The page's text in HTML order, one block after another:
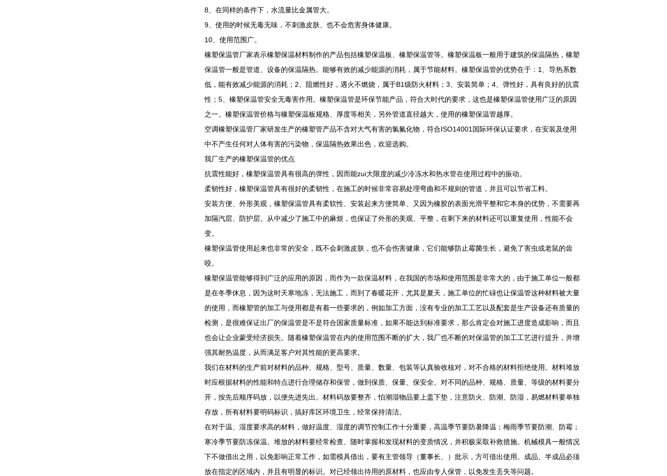
8、在同样的条件下，水流量比金属管大。
9、使用的时候无毒无味，不刺激皮肤、也不会危害身体健康。
10、使用范围广。
橡塑保温管厂家表示橡塑保温材料制作的产品包括橡塑保温板、橡塑保温管等。橡塑保温板一般用于建筑的保温隔热，橡塑
保温管一般是管道、设备的保温隔热。能够有效的减少能源的消耗，属于节能材料。橡塑保温管的优势在于：1、导热系数
低，能有效减少能源的消耗；2、阻燃性好，遇火不燃烧，属于B1级防火材料；3、安装简单；4、弹性好，具有良好的抗震
性；5、橡塑保温管安全无毒害作用。橡塑保温管是环保节能产品，符合大时代的要求，这也是橡塑保温管使用广泛的原因
之一。橡塑保温管价格与橡塑保温板规格、厚度等相关，另外管道直径越大，使用的橡塑保温管越厚。
空调橡塑保温管厂家研发生产的橡塑管产品不含对大气有害的氯氟化物，符合ISO14001国际环保认证要求，在安装及使用
中不产生任何对人体有害的污染物，保温隔热效果出色，欢迎选购。
我厂生产的橡塑保温管的优点
抗震性能好，橡塑保温管具有很高的弹性，因而能zui大限度的减少冷冻水和热水管在使用过程中的振动。
柔韧性好，橡塑保温管具有很好的柔韧性，在施工的时候非常容易处理弯曲和不规则的管道，并且可以节省工料。
安装方便、外形美观，橡塑保温管具有柔软性、安装起来方便简单、又因为橡胶的表面光滑平整和它本身的优势，不需要再
加隔汽层、防护层。从中减少了施工中的麻烦，也保证了外形的美观、平整，在剩下来的材料还可以重复使用，性能不会
变。
橡塑保温管使用起来也非常的安全，既不会刺激皮肤，也不会伤害健康，它们能够防止霉菌生长，避免了害虫或老鼠的齿
咬。
橡塑保温管能够得到广泛的应用的原因，而作为一款保温材料，在我国的市场和使用范围是非常大的，由于施工单位一般都
是在冬季休息，因为这时天寒地冻，无法施工，而到了春暖花开，尤其是夏天，施工单位的忙碌也让保温管这种材料被大量
的使用，而橡塑管的加工与使用都是有着一些要求的，例如加工方面，没有专业的加工工艺以及配套是生产设备还有质量的
检测，是很难保证出厂的保温管是不是符合国家质量标准，如果不能达到标准要求，那么肯定会对施工进度造成影响，而且
也会让企业蒙受经济损失。随着橡塑保温管在内的使用范围不断的扩大，我厂也不断的对保温管的加工工艺进行提升，并增
强其耐热温度，从而满足客户对其性能的更高要求。
我们在材料的生产前对材料的品种、规格、型号、质量、数量、包装等认真验收核对，对不合格的材料拒绝使用。材料堆放
时应根据材料的性能和特点进行合理储存和保管，做到保质、保量、保安全。对不同的品种、规格、质量、等级的材料要分
开，按先后顺序码放，以便先进先出。材料码放要整齐，怕潮湿物品要上盖下垫，注意防火、防潮、防湿，易燃材料要单独
存放，所有材料要明码标识，搞好库区环境卫生，经常保持清洁。
在对于温、湿度要求高的材料，做好温度、湿度的调节控制工作十分重要，高温季节要防暑降温；梅雨季节要防潮、防霉；
寒冷季节要防冻保温。堆放的材料要经常检查、随时掌握和发现材料的变质情况，并积极采取补救措施。机械模具一般情况
下不做借出之用，以免影响正常工作，如需模具借出，要有主管领导（董事长、）批示，方可借出使用。成品、半成品必须
放在指定的区域内，并且有明显的标识。对已经领出待用的原材料，也应由专人保管，以免发生丢失等问题。